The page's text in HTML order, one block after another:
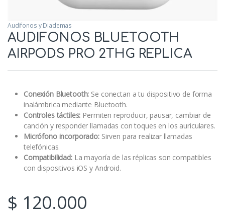
Audifonos y Diademas
AUDIFONOS BLUETOOTH
AIRPODS PRO 2THG REPLICA
Conexión Bluetooth: Se conectan a tu dispositivo de forma
inalámbrica mediante Bluetooth.
Controles táctiles: Permiten reproducir, pausar, cambiar de
canción y responder llamadas con toques en los auriculares.
Micrófono incorporado:Sirven para realizar llamadas
telefónicas.
Compatibilidad:La mayoría de las réplicas son compatibles
con dispositivos iOS y Android.
$ 120.000